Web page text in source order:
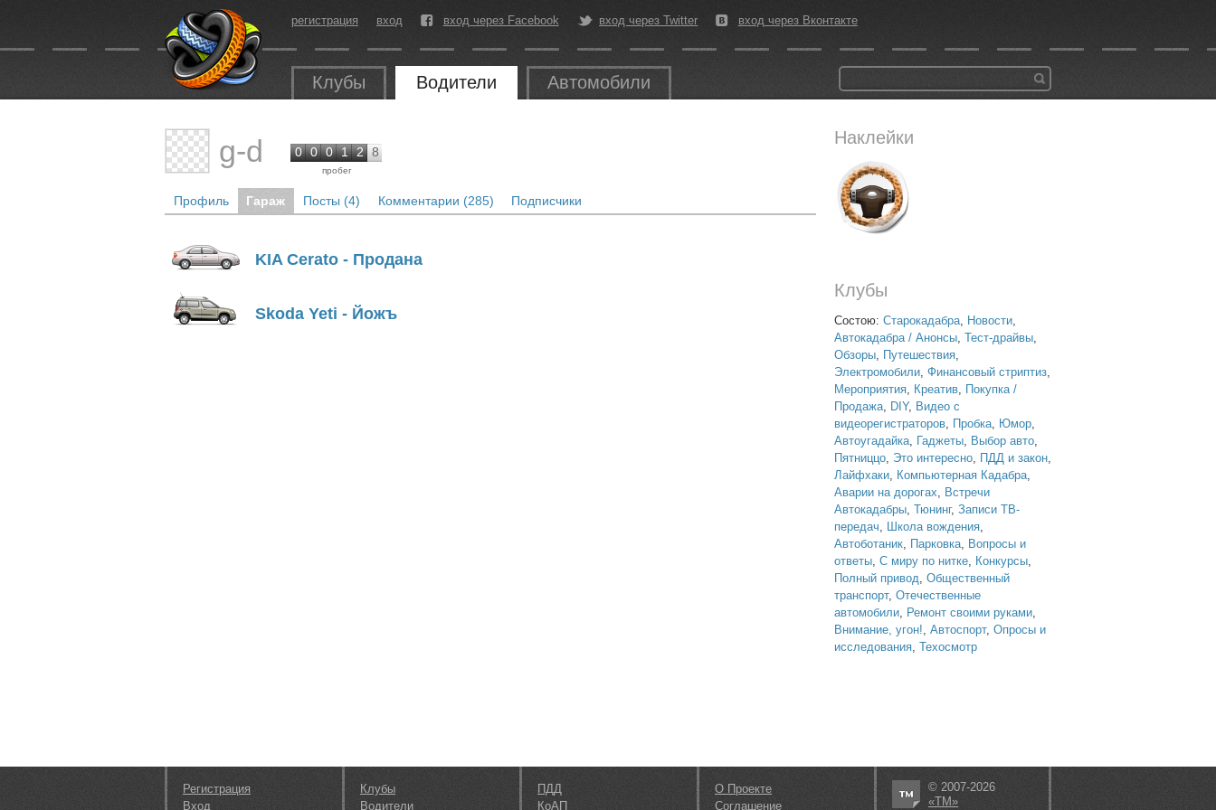
регистрация вход вход через Facebook вход через Twitter вход через Вконтакте
Клубы Водители Автомобили
Наклейки
Клубы
Состою: Старокадабра, Новости,
Автокадабра / Анонсы, Тест-драйвы,
Обзоры, Путешествия,
Электромобили, Финансовый стриптиз,
Мероприятия, Креатив, Покупка /
Продажа, DIY, Видео с
видеорегистраторов, Пробка, Юмор,
Автоугадайка, Гаджеты, Выбор авто,
Пятниццо, Это интересно, ПДД и закон,
Лайфхаки, Компьютерная Кадабра,
Аварии на дорогах, Встречи
Автокадабры, Тюнинг, Записи ТВ-
передач, Школа вождения,
Автоботаник, Парковка, Вопросы и
ответы, С миру по нитке, Конкурсы,
Полный привод, Общественный
транспорт, Отечественные
автомобили, Ремонт своими руками,
Внимание, угон!, Автоспорт, Опросы и
исследования, Техосмотр
g-d 0 0 0 1 2 8
пробег
Профиль Гараж Посты (4) Комментарии (285) Подписчики
KIA Cerato - Продана
Skoda Yeti - Йожъ
Регистрация
Вход
Клубы
Водители
ПДД
КоАП
О Проекте
Соглашение
© 2007-2026
«ТМ»